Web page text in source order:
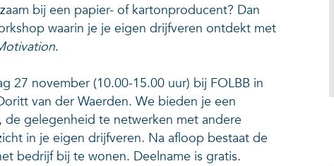
bij een papier- of kartonproducent? Dan
waarin je je eigen drijfveren ontdekt met
.
27 november (10.00-15.00 uur) bij FOLBB in
van der Waerden. We bieden je een
de gelegenheid te netwerken met andere
in je eigen drijfveren. Na afloop bestaat de
bedrijf bij te wonen. Deelname is gratis.